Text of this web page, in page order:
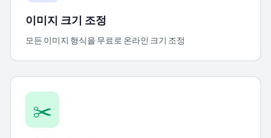
이미지 크기 조정
모든 이미지 형식을 무료로 온라인 크기 조정
✂️